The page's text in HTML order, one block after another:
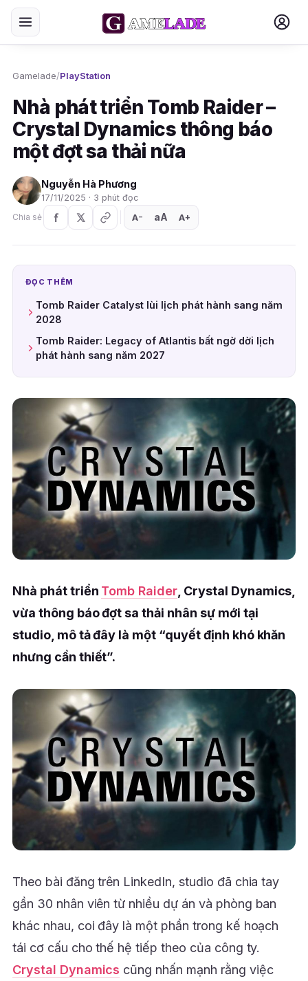
Gamelade/PlayStation
Nhà phát triển Tomb Raider –
Crystal Dynamics thông báo
một đợt sa thải nữa
Nguyễn Hà Phương
17/11/2025 · 3 phút đọc
Chia sẻ
A− aA A+
ĐỌC THÊM
Tomb Raider Catalyst lùi lịch phát hành sang năm
2028
Tomb Raider: Legacy of Atlantis bất ngờ dời lịch
phát hành sang năm 2027
Nhà phát triển Tomb Raider , Crystal Dynamics,
vừa thông báo đợt sa thải nhân sự mới tại
studio, mô tả đây là một “quyết định khó khăn
nhưng cần thiết”.
Theo bài đăng trên LinkedIn, studio đã chia tay
gần 30 nhân viên từ nhiều dự án và phòng ban
khác nhau, coi đây là một phần trong kế hoạch
tái cơ cấu cho thế hệ tiếp theo của công ty.
Crystal Dynamics cũng nhấn mạnh rằng việc